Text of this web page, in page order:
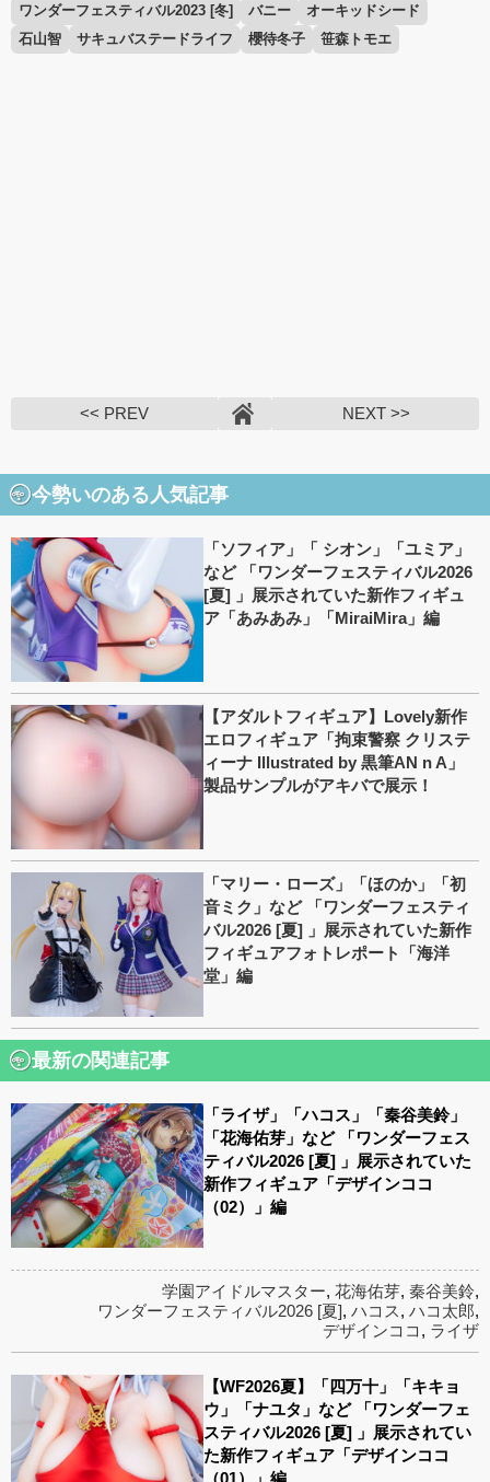
ワンダーフェスティバル2023 [冬] バニー
オーキッドシード
石山智
サキュバステードライフ 櫻待冬子 笹森トモエ
<< PREV NEXT >>
今勢いのある人気記事
「ソフィア」「 シオン」「ユミア」
など 「ワンダーフェスティバル2026
[夏] 」展示されていた新作フィギュ
ア「あみあみ」「MiraiMira」編
【アダルトフィギュア】Lovely新作
エロフィギュア「拘束警察 クリステ
ィーナ Illustrated by 黒筆AN n A」
製品サンプルがアキバで展示！
「マリー・ローズ」「ほのか」「初
音ミク」など 「ワンダーフェスティ
バル2026 [夏] 」展示されていた新作
フィギュアフォトレポート「海洋
堂」編
最新の関連記事
「ライザ」「ハコス」「秦谷美鈴」
「花海佑芽」など 「ワンダーフェス
ティバル2026 [夏] 」展示されていた
新作フィギュア「デザインココ
（02）」編
学園アイドルマスター, 花海佑芽, 秦谷美鈴,
ワンダーフェスティバル2026 [夏], ハコス, ハコ太郎,
デザインココ , ライザ
【WF2026夏】「四万十」「キキョ
ウ」「ナユタ」など 「ワンダーフェ
スティバル2026 [夏] 」展示されてい
た新作フィギュア「デザインココ